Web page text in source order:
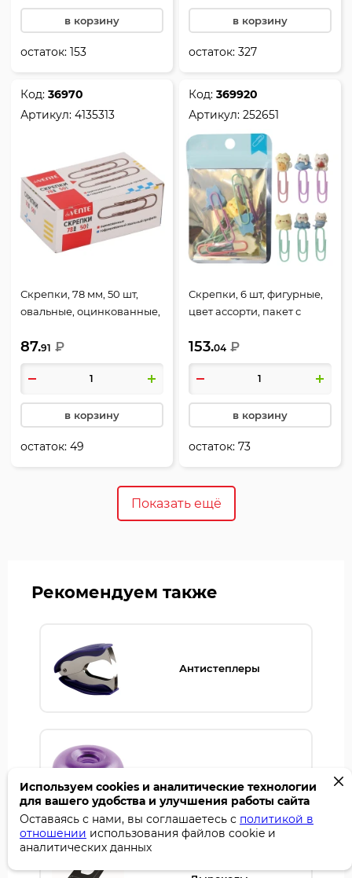
в корзину
остаток:153
в корзину
остаток:327
Код:36970
Артикул:4135313
Скрепки, 78 мм, 50 шт,
овальные, оцинкованные,
серебро, картонная
коробка, deVENTE, 4135313
87.91 ₽
в корзину
остаток:49
Код:369920
Артикул:252651
Скрепки, 6 шт, фигурные,
цвет ассорти, пакет с
КОКОС, 252651
153.04 ₽
в корзину
остаток:73
Показать ещё
Рекомендуем также
Антистеплеры
Используем cookies и аналитические технологии
для вашего удобства и улучшения работы сайта
Оставаясь с нами, вы соглашаетесь с политикой в
отношении использования файлов cookie и
аналитических данных